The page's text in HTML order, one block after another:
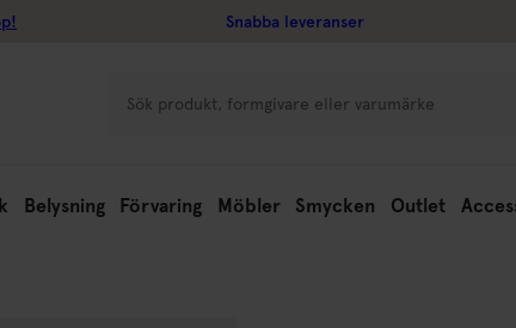
Snabba leveranser
Belysning Förvaring Möbler Smycken Outlet